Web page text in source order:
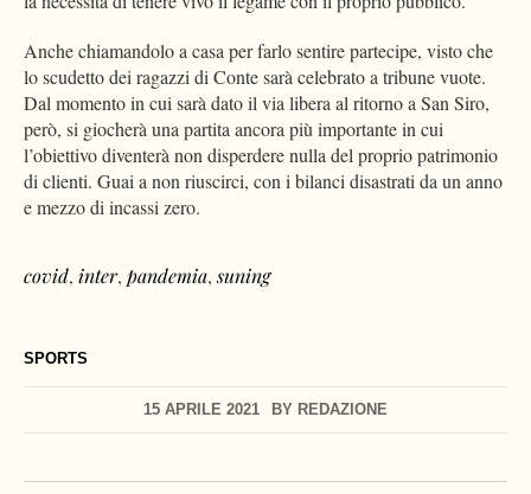
SPORTS
15 APRILE 2021 BY REDAZIONE
Anche chiamandolo a casa per farlo sentire partecipe, visto che
lo scudetto dei ragazzi di Conte sarà celebrato a tribune vuote.
Dal momento in cui sarà dato il via libera al ritorno a San Siro,
però, si giocherà una partita ancora più importante in cui
l’obiettivo diventerà non disperdere nulla del proprio patrimonio
di clienti. Guai a non riuscirci, con i bilanci disastrati da un anno
e mezzo di incassi zero.
covid, inter, pandemia,suning